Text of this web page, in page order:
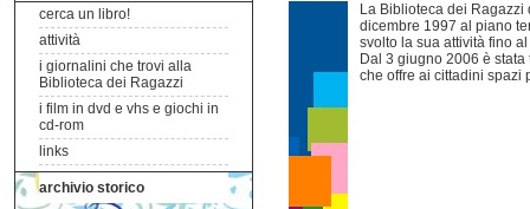
cerca un libro!
attività
i giornalini che trovi alla
Biblioteca dei Ragazzi
i film in dvd e vhs e giochi in
cd-rom
links
archivio storico
La Biblioteca dei
dicembre 1997 al piano
svolto la sua attività fino
Dal 3 giugno 2006 è
che offre ai cittadini spazi